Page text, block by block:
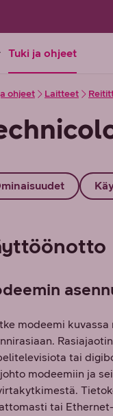
Tuki ja ohjeet
ohjeet Laitteet
modeemi
tai
modeemiin ja
tai